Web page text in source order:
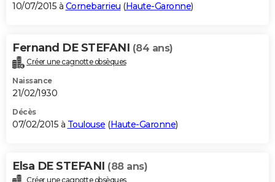
10/07/2015 à Cornebarrieu (Haute-Garonne)
Fernand DE STEFANI (84 ans)
Créer une cagnotte obsèques
Naissance
21/02/1930
Décès
07/02/2015 à Toulouse (Haute-Garonne)
Elsa DE STEFANI (88 ans)
Créer une cagnotte obsèques